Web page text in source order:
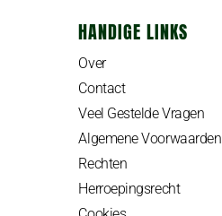
HANDIGE LINKS
Over
Contact
Veel Gestelde Vragen
Algemene Voorwaarden
Rechten
Herroepingsrecht